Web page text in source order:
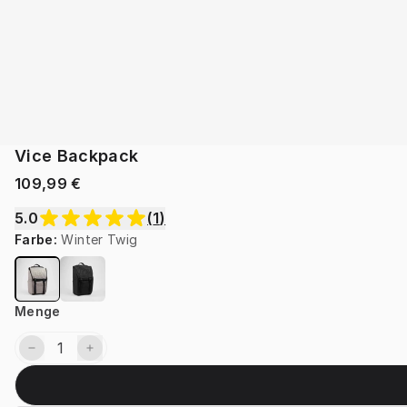
Vice Backpack
109,99 €
5.0
(1)
Farbe: Winter Twig
Menge